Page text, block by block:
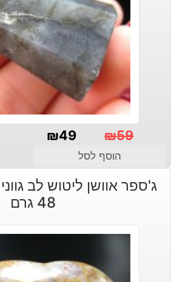
₪59
המקורי
היה:
₪49
הנוכחי
הוא:
הוסף לסל
ג'ספר אוושן ליטוש לב
48 גרם